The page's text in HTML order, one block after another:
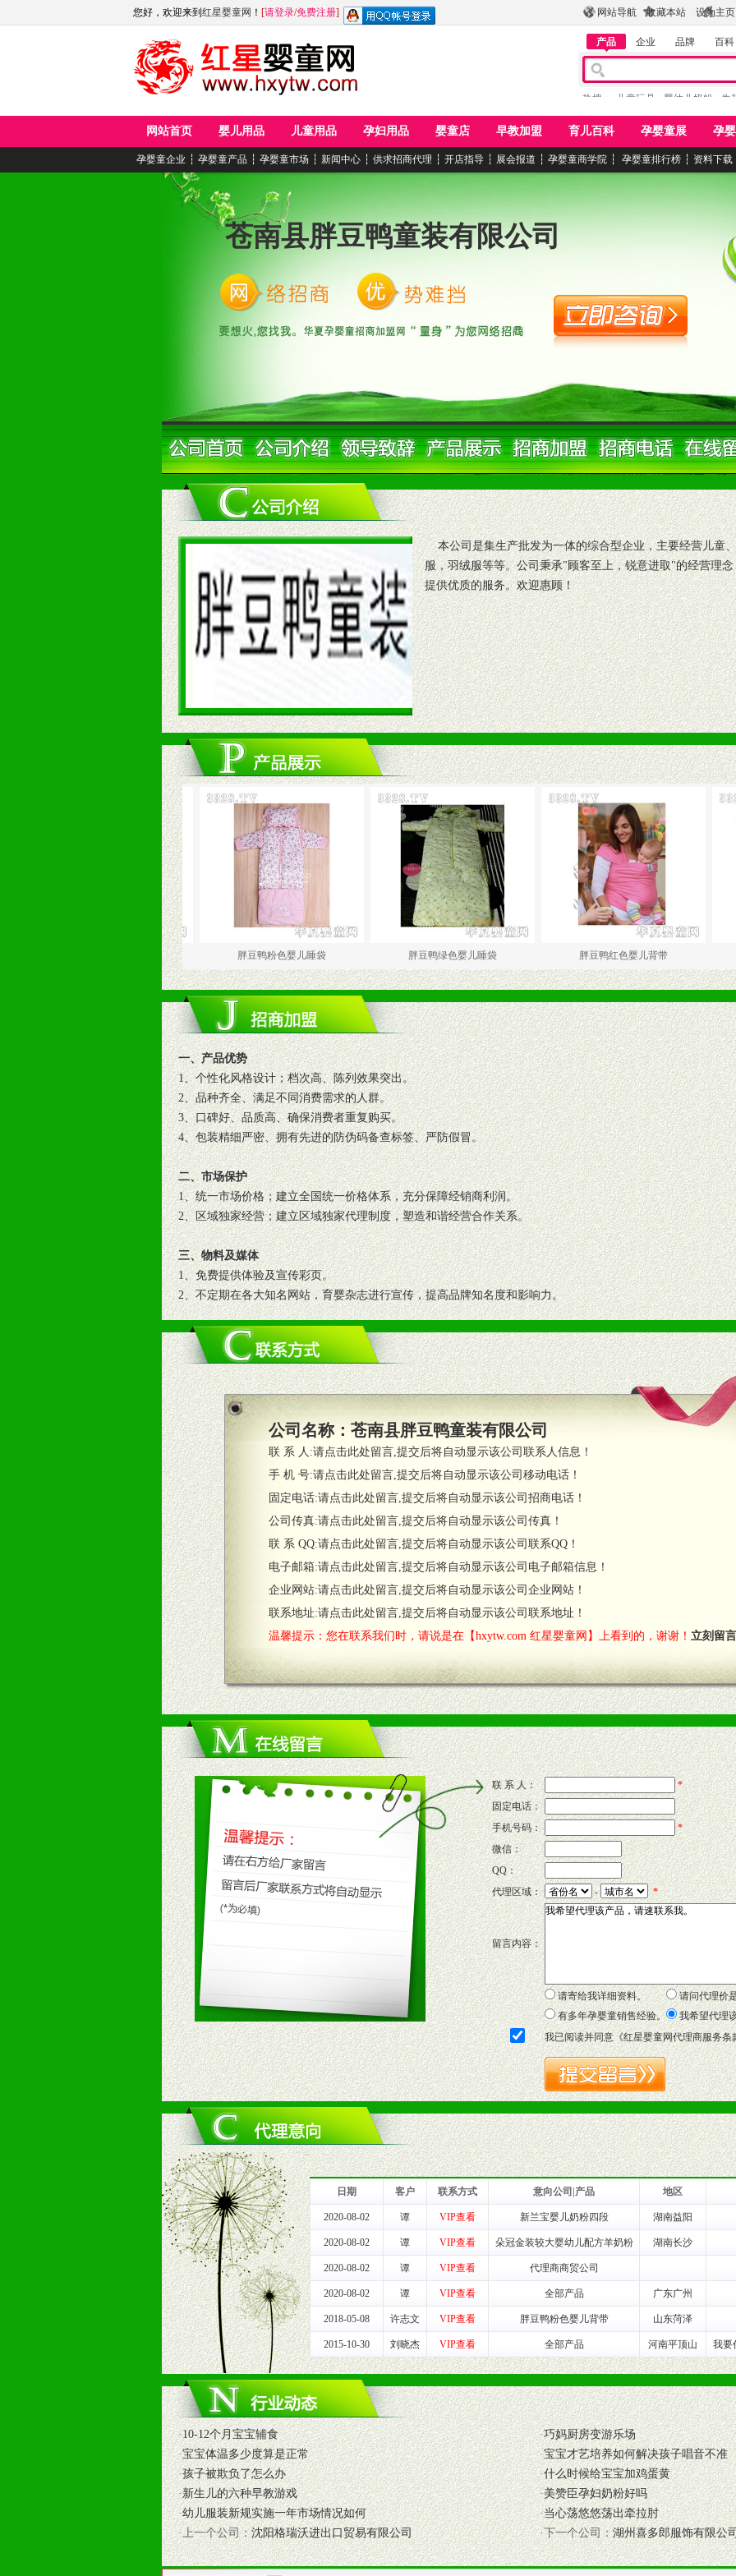
网站导航 收藏本站 设为主页
您好，欢迎来到 红星婴童网 ！ [请登录/免费注册]
产品 企业 品牌 百科
热搜： 儿童玩具 婴幼儿奶粉 牛
网站首页 婴儿用品 儿童用品 孕妇用品 婴童店 早教加盟 育儿百科 孕婴童展 孕
孕婴童企业 ┆ 孕婴童产品 ┆ 孕婴童市场 ┆ 新闻中心 ┆ 供求招商代理 ┆ 开店指导 ┆ 展会报道 ┆ 孕婴童商学院 ┆ 孕婴童排行榜 ┆ 资料下载
苍南县胖豆鸭童装有限公司
本公司是集生产批发为一体的综合型企业，主要经营儿童
服，羽绒服等等。公司秉承"顾客至上，锐意进取"的经营理
提供优质的服务。欢迎惠顾！
胖豆鸭粉色婴儿睡袋 胖豆鸭绿色婴儿睡袋 胖豆鸭红色婴儿背带
一、产品优势
1、个性化风格设计；档次高、陈列效果突出。
2、品种齐全、满足不同消费需求的人群。
3、口碑好、品质高、确保消费者重复购买。
4、包装精细严密、拥有先进的防伪码备查标签、严防假冒。
二、市场保护
1、统一市场价格；建立全国统一价格体系，充分保障经销商利润。
2、区域独家经营；建立区域独家代理制度，塑造和谐经营合作关系。
三、物料及媒体
1、免费提供体验及宣传彩页。
2、不定期在各大知名网站，育婴杂志进行宣传，提高品牌知名度和影响力。
3、根据地方实际情况提供销售喷绘画、促销架等销售道具。
四、市场操作及支持
1、根据区域市场协助制定具体营销策略。
2、根据具体情况公司给予必要市场支持。
3、根据市场需要，派驻区域销售人员全程跟踪服务，以确保产品顺利销售。
4、根据市场情况公司给予专职或兼职的业务代表及终端导购支持。
五、退换货制度
1、给予前期市场操作一定比例退换货政策。
2、对于临期，滞销品给予一定比例调换政策。
六、服务优势
1、完善的信息服务咨询中心：本着对代理商负责的态度，我们将及时回复您的疑问。
2、售后服务：突发性产品问题或消费者意见反馈，我们予以及时受理记录并合理妥善解决。
3、我们时刻整理各区销售情况，帮您诊断、分析市场，及时收编销售效果显着的案例，与您共商启动市场。
七、招商代理（全国各地）
1、认同我们的经营理念。
2、具备较好商业信誉和资金实力。
3、具备区域内良好的终端网点和销售渠道。
4、具备一定业务团队能力覆盖区域的流通渠道，孕婴童渠道，医药渠道并为之提供配送服务。
5、具备较强的市场操作意识，投入意识和配合意识。
八、品牌产品
1、不断提升品牌的知名度，美誉度。
2、不断开创新产品不断满足消费者的新需求及适应市场变化。
九、加盟优势
1、广告企划支持：产品手册、POP宣传画、三折页及宣传礼品全面配赠，免费提供软硬性平面广告、电台广
场武器。
2、市场保护支持：供优质产品，全套合法经营手续，采取统一底价供货、严格保证区域市场独占，杜绝串货
3、对代理商、经销商提供公司资执证明复印件，财务以帐单，税务发票，产品质量报告检测单，产品批号；
4、营销技术支持：因地制宜，采取方案，专家顾问团提供专柜、社区、HS、名人营销等各种模式市场实战操
5、返利奖励支持：累计进货奖励，年终完成任务返利。
6、售后服务支持：营销全程跟踪服务，提供企划、咨询、培训等企业售后服务。
7、退换货支持：诚信为本的退换货保障制度，使经销商市场操作全程无忧。
十、代理条件
1、拥有婴幼儿产品经销网络，营养品或保健食品相关渠道者。
2、认同公司产品及经营理念，有良好的商业道德，良好的商誉，良好的市场网络的公司及销售自然人。
3、严格按照统一最低渠道价格，统一最低零售价销售，保证良性的价格体系，保证均衡的利润体系。
4、具有一定的资金实力，良好的商业信誉，具备地理区位优势。
5、为维护区域经销商利益，不得窜货。
十一、公司支持
1、免费人员培训支持
由销售明星、业务拓展能手、专业营养师、儿童营养专家为客户提供包括销售、营养、售后服务等各项专业培
2、终端宣传品支持
提供全国统一的产品手册、妈妈手册、VI手册、专柜、POP终端宣传物料、多样化的促销物品、礼品等。
3、大型促销活动支持
根据市场开发需要，为代理商、经销商提供活动策划，物料支持、人员支持等。媒体宣传支持
专业的孕婴童媒体、杂志、直销目录等全国性投放，扩大产品体宣传支持
专业的孕婴童媒体、杂志、直销目录等全国性投放，扩大产品宣传，提高产品美誉度。
4、专业完善的售后服务支持
5、确保经销商相应区域内的独家垄断性经营权益。
6、实施经营管理支持，根据经销商销售情况派人员驻地指导。
7、严格控制价格的波动，并给予相应的政策，充分保证经销产品丰厚的利润空间和市场经营的高额回报。
8、提供合理的退换货保障制度，保证经销商合作零风险。
9、及时有力的推出各种终端促销活动来帮助经销商启动和拉动市场销售，提供终端物料及宣传促销用品的支
拉宝、海报、试用装等）
10、提供信息支持，使经销商商融入公司经营中，充分了解来自公司的行销计划，产品的发展，以及行业市场
11、提供方便、快捷、灵活、安全、高效和准确的后勤配送物。
12、不断寻求国际前缘产品，完善母婴、儿童产品品类，为中国妈妈、宝宝提供完善的营养健康产品和宣传
公司名称： 苍南县胖豆鸭童装有限公司
联 系 人:请点击此处留言,提交后将自动显示该公司联系人信息！
手 机 号:请点击此处留言,提交后将自动显示该公司移动电话！
固定电话:请点击此处留言,提交后将自动显示该公司招商电话！
公司传真:请点击此处留言,提交后将自动显示该公司传真！
联 系 QQ:请点击此处留言,提交后将自动显示该公司联系QQ！
电子邮箱:请点击此处留言,提交后将自动显示该公司电子邮箱信息！
企业网站:请点击此处留言,提交后将自动显示该公司企业网站！
联系地址:请点击此处留言,提交后将自动显示该公司联系地址！
温馨提示：您在联系我们时，请说是在【hxytw.com 红星婴童网】上看到的，谢谢！ 立刻留言
联 系 人：
*
固定电话：
手机号码：
*
微信：
QQ：
代理区域：
- *
留言内容：
请寄给我详细资料。
请问代理价
有多年孕婴童销售经验。
我希望代理
我已阅读并同意《红星婴童网代理商服务条
日期 客户 联系方式 意向公司|产品 地区
2020-08-02 谭 VIP查看 新兰宝婴儿奶粉四段 湖南益阳
2020-08-02 谭 VIP查看 朵冠金装较大婴幼儿配方羊奶粉 湖南长沙
2020-08-02 谭 VIP查看 代理商商贸公司
2020-08-02 谭 VIP查看 全部产品 广东广州
2018-05-08 许志文 VIP查看 胖豆鸭粉色婴儿背带 山东菏泽
2015-10-30 刘晓杰 VIP查看 全部产品 河南平顶山 我要
·10-12个月宝宝辅食 ·巧妈厨房变游乐场
·宝宝体温多少度算是正常 ·宝宝才艺培养如何解决孩子唱音不准
·孩子被欺负了怎么办 ·什么时候给宝宝加鸡蛋黄
·新生儿的六种早教游戏 ·美赞臣孕妇奶粉好吗
·幼儿服装新规实施一年市场情况如何 ·当心荡悠悠荡出牵拉肘
·上一个公司：沈阳格瑞沃进出口贸易有限公司 ·下一个公司：湖州喜多郎服饰有限公